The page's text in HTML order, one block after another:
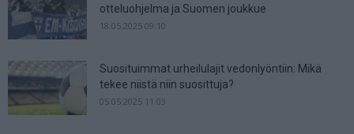
otteluohjelma ja Suomen joukkue
18.05.2025 09:10
Suosituimmat urheilulajit vedonlyöntiin: Mikä
tekee niistä niin suosittuja?
05.05.2025 11:03